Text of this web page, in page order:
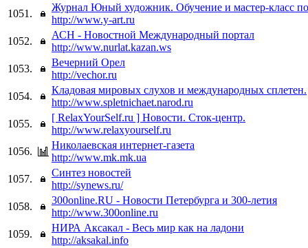
1051.
Журнал Юный художник. Обучение и мастер-класс
http://www.y-art.ru
1052.
АСН - Новостной Международный портал
http://www.nurlat.kazan.ws
1053.
Вечерний Орел
http://vechor.ru
1054.
Кладовая мировых слухов и международных сплетен.
http://www.spletnichaet.narod.ru
1055.
[ RelaxYourSelf.ru ] Новости. Сток-центр.
http://www.relaxyourself.ru
1056.
Николаевская интернет-газета
http://www.mk.mk.ua
1057.
Синтез новостей
http://synews.ru/
1058.
300online.RU - Новости Петербурга и 300-летия
http://www.300online.ru
1059.
НИРА Аксакал - Весь мир как на ладони
http://aksakal.info